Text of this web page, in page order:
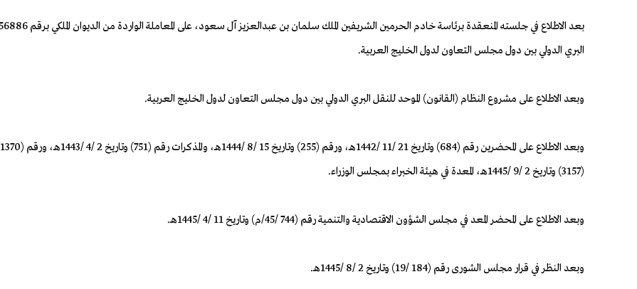
البري الدولي بين دول مجلس التعاون لدول الخليج العربية.
وبعد الاطلاع على مشروع النظام (القانون) الموحد للنقل البري الدولي بين دول مجلس التعاون لدول الخليج العربية.
(3157) وتاريخ 2 /9 /1445هـ، المعدة في هيئة الخبراء بمجلس الوزراء.
وبعد الاطلاع على المحضر المعد في مجلس الشؤون الاقتصادية والتنمية رقم (744 /45/م) وتاريخ 11 /4 /1445هـ.
وبعد النظر في قرار مجلس الشورى رقم (184 /19) وتاريخ 2 /8 /1445هـ.